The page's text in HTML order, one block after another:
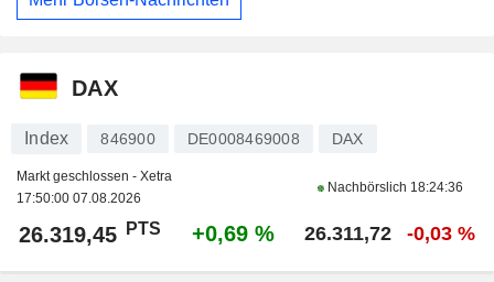
DAX
Index 846900 DE0008469008 DAX
Markt geschlossen - Xetra
17:50:00 07.08.2026
Nachbörslich 18:24:36
26.319,45 PTS +0,69 % 26.311,72 -0,03 %